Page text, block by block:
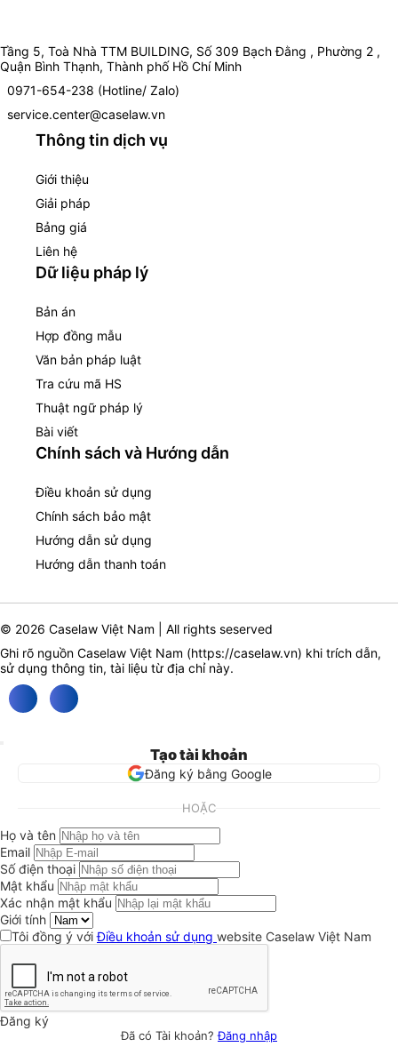
Tầng 5, Toà Nhà TTM BUILDING, Số 309 Bạch Đằng , Phường 2 ,
Quận Bình Thạnh, Thành phố Hồ Chí Minh
0971-654-238 (Hotline/ Zalo)
service.center@caselaw.vn
Thông tin dịch vụ
Giới thiệu
Giải pháp
Bảng giá
Liên hệ
Dữ liệu pháp lý
Bản án
Hợp đồng mẫu
Văn bản pháp luật
Tra cứu mã HS
Thuật ngữ pháp lý
Bài viết
Chính sách và Hướng dẫn
Điều khoản sử dụng
Chính sách bảo mật
Hướng dẫn sử dụng
Hướng dẫn thanh toán
© 2026 Caselaw Việt Nam | All rights seserved
Ghi rõ nguồn Caselaw Việt Nam (https://caselaw.vn) khi trích dẫn,
sử dụng thông tin, tài liệu từ địa chỉ này.
Tạo tài khoản
Đăng ký bằng Google
HOẶC
Họ và tên
Email
Số điện thoại
Mật khẩu
Xác nhận mật khẩu
Giới tính
Tôi đồng ý vớiĐiều khoản sử dụng website Caselaw Việt Nam
Đăng ký
Đã có Tài khoản?Đăng nhập